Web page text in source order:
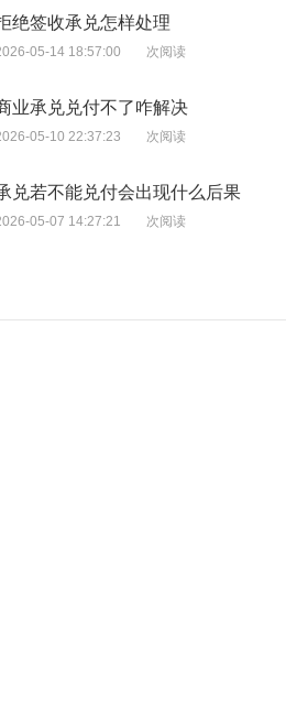
绝签收承兑怎样处理
05-14 18:57:00 次阅读
业承兑兑付不了咋解决
05-10 22:37:23 次阅读
兑若不能兑付会出现什么后果
05-07 14:27:21 次阅读